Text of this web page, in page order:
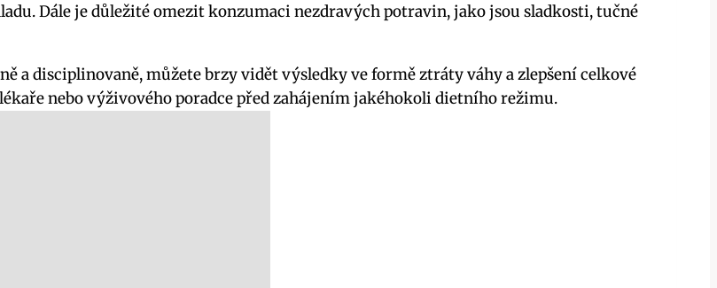
Dále je důležité omezit konzumaci nezdravých potravin, jako jsou sladkosti, tučné
a disciplinovaně, můžete brzy vidět výsledky ve formě ztráty váhy a zlepšení celkové
nebo výživového poradce před zahájením jakéhokoli dietního režimu.